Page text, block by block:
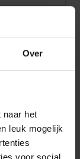
Over
naar het
leuk mogelijk
voor social